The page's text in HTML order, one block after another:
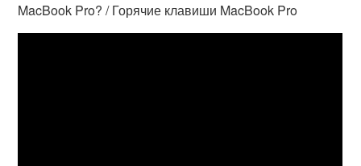
MacBook Pro? / Горячие клавиши MacBook Pro